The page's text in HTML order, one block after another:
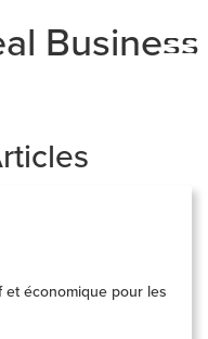
Business
et économique pour les